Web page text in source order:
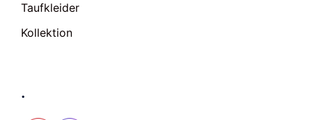
Taufkleider
Kollektion
.